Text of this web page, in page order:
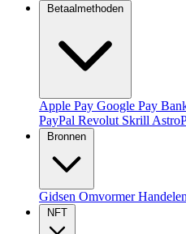
Betaalmethoden
Apple Pay Google Pay
PayPal Revolut Skrill
Bronnen
Gidsen OmvormerHandelen
NFT